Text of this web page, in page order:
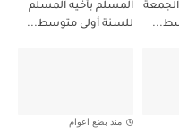
المسلم بأخيه المسلم
للسنة أولى متوسط...
منذ بضع اعوام